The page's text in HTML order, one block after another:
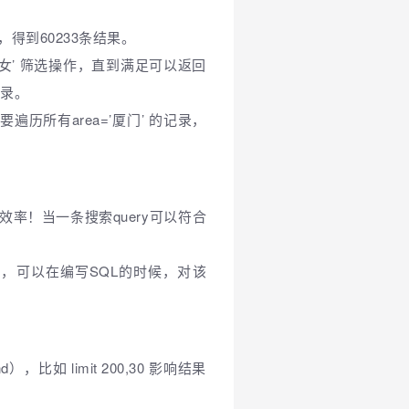
到60233条结果。
’ 筛选操作，直到满足可以返回
。
历所有area=’厦门’ 的记录，
率！当一条搜索query可以符合
可以在编写SQL的时候，对该
，比如 limit 200,30 影响结果